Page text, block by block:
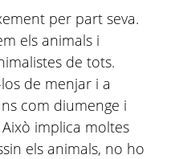
per part seva.
els animals i
de tots.
de menjar i a
com diumenge i
implica moltes
els animals, no ho